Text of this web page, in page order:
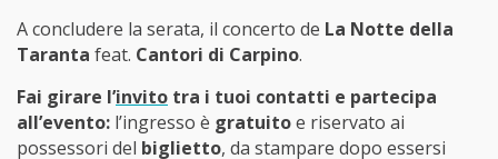
A concludere la serata, il concerto de La Notte della
Taranta feat. Cantori di Carpino.
Fai girare l’invito tra i tuoi contatti e partecipa
all’evento: l’ingresso è gratuitoe riservato ai
possessori del biglietto, da stampare dopo essersi